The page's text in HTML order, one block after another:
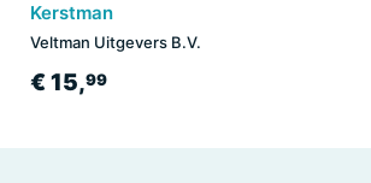
Kerstman
Veltman Uitgevers B.V.
€ 15,99